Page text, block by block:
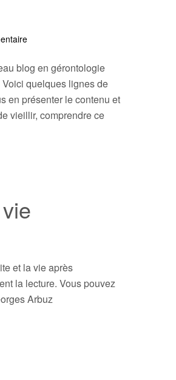
blog en gérontologie
quelques lignes de
en présenter le contenu et
vieillir, comprendre ce
et la vie après
la lecture. Vous pouvez
Arbuz